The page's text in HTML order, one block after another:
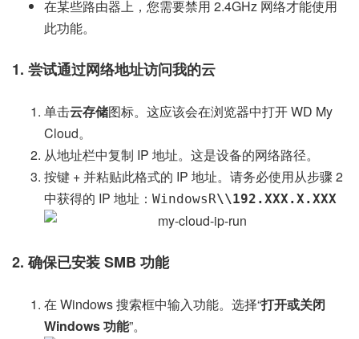
在某些路由器上，您需要禁用 2.4GHz 网络才能使用
此功能。
1. 尝试通过网络地址访问我的云
单击云存储图标。这应该会在浏览器中打开 WD My
Cloud。
从地址栏中复制 IP 地址。这是设备的网络路径。
按键 + 并粘贴此格式的 IP 地址。请务必使用从步骤 2
中获得的 IP 地址： WindowsR\\192.XXX.X.XXX
2. 确保已安装 SMB 功能
在 Windows 搜索框中输入功能。选择“打开或关闭
Windows 功能”。